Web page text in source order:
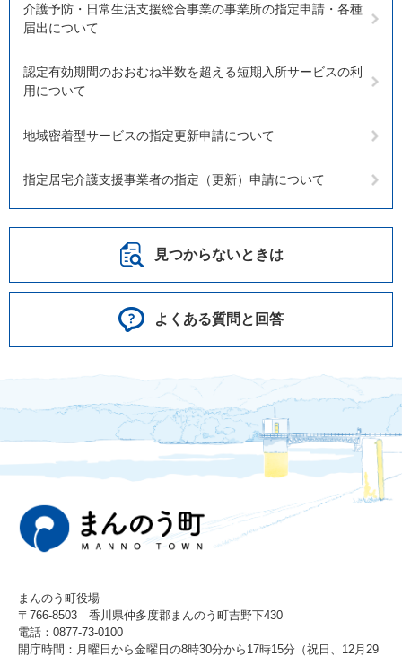
介護予防・日常生活支援総合事業の事業所の指定申請・各種
届出について
認定有効期間のおおむね半数を超える短期入所サービスの利
用について
地域密着型サービスの指定更新申請について
指定居宅介護支援事業者の指定（更新）申請について
見つからないときは
よくある質問と回答
まんのう町役場
〒766-8503 香川県仲多度郡まんのう町吉野下430
電話：0877-73-0100
開庁時間：月曜日から金曜日の8時30分から17時15分（祝日、12月29